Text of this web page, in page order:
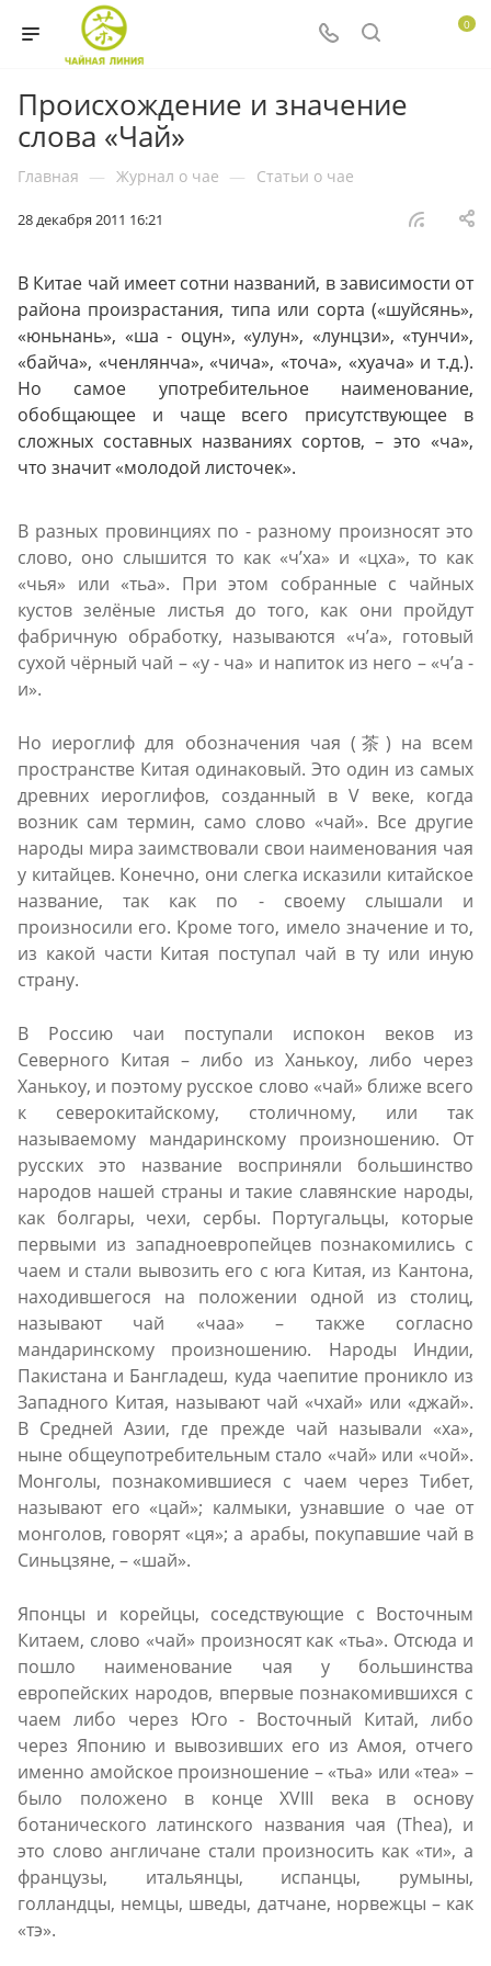
0
Происхождение и значение
слова «Чай»
Главная — Журнал о чае — Статьи о чае
28 декабря 2011 16:21
В Китае чай имеет сотни названий, в зависимости от
района произрастания, типа или сорта («шуйсянь»,
«юньнань», «ша - оцун», «улун», «лунцзи», «тунчи»,
«байча», «ченлянча», «чича», «точа», «хуача» и т.д.).
Но самое употребительное наименование,
обобщающее и чаще всего присутствующее в
сложных составных названиях сортов, – это «ча»,
что значит «молодой листочек».
В разных провинциях по - разному произносят это
слово, оно слышится то как «ч’ха» и «цха», то как
«чья» или «тьа». При этом собранные с чайных
кустов зелёные листья до того, как они пройдут
фабричную обработку, называются «ч’а», готовый
сухой чёрный чай – «у - ча» и напиток из него – «ч’а -
и».
Но иероглиф для обозначения чая (茶) на всем
пространстве Китая одинаковый. Это один из самых
древних иероглифов, созданный в V веке, когда
возник сам термин, само слово «чай». Все другие
народы мира заимствовали свои наименования чая
у китайцев. Конечно, они слегка исказили китайское
название, так как по - своему слышали и
произносили его. Кроме того, имело значение и то,
из какой части Китая поступал чай в ту или иную
страну.
В Россию чаи поступали испокон веков из
Северного Китая – либо из Ханькоу, либо через
Ханькоу, и поэтому русское слово «чай» ближе всего
к северокитайскому, столичному, или так
называемому мандаринскому произношению. От
русских это название восприняли большинство
народов нашей страны и такие славянские народы,
как болгары, чехи, сербы. Португальцы, которые
первыми из западноевропейцев познакомились с
чаем и стали вывозить его с юга Китая, из Кантона,
находившегося на положении одной из столиц,
называют чай «чаа» – также согласно
мандаринскому произношению. Народы Индии,
Пакистана и Бангладеш, куда чаепитие проникло из
Западного Китая, называют чай «чхай» или «джай».
В Средней Азии, где прежде чай называли «ха»,
ныне общеупотребительным стало «чай» или «чой».
Монголы, познакомившиеся с чаем через Тибет,
называют его «цай»; калмыки, узнавшие о чае от
монголов, говорят «ця»; а арабы, покупавшие чай в
Синьцзяне, – «шай».
Японцы и корейцы, соседствующие с Восточным
Китаем, слово «чай» произносят как «тьа». Отсюда и
пошло наименование чая у большинства
европейских народов, впервые познакомившихся с
чаем либо через Юго - Восточный Китай, либо
через Японию и вывозивших его из Амоя, отчего
именно амойское произношение – «тьа» или «теа» –
было положено в конце XVIII века в основу
ботанического латинского названия чая (Thea), и
это слово англичане стали произносить как «ти», а
французы, итальянцы, испанцы, румыны,
голландцы, немцы, шведы, датчане, норвежцы – как
«тэ».